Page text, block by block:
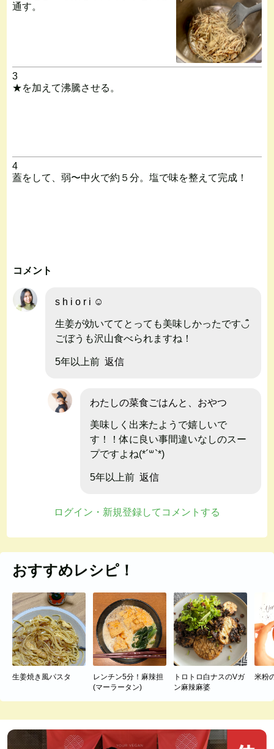
通す。
3
★を加えて沸騰させる。
4
蓋をして、弱〜中火で約５分。塩で味を整えて完成！
コメント
s h i o r i ☺︎
生姜が効いててとっても美味しかったです◡̉̈
ごぼうも沢山食べられますね！
5年以上前 返信
わたしの菜食ごはんと、おやつ
美味しく出来たようで嬉しいで
す！！体に良い事間違いなしのスー
プですよね(*´꒳`*)
5年以上前 返信
ログイン・新規登録してコメントする
おすすめレシピ！
生姜焼き風パスタ
レンチン5分！麻辣担
(マーラータン)
トロトロ白ナスのVガ
ン麻辣麻婆
米粉